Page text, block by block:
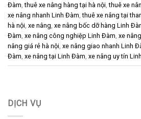
Đàm ,thuê xe nâng hàng tại hà nội ,thuê xe
xe nâng nhanh Linh Đàm ,thuê xe nâng tại
hà nội xe nâng xe nâng bốc dỡ hàng Linh
Đàm xe nâng công nghiệp Linh Đàm xe
nâng giá rẻ hà nội xe nâng giao nhanh Linh
Đàm xe nâng tại Linh Đàm xe nâng uy tín
DỊCH VỤ